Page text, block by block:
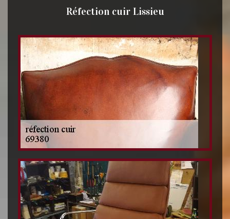
Réfection cuir Lissieu